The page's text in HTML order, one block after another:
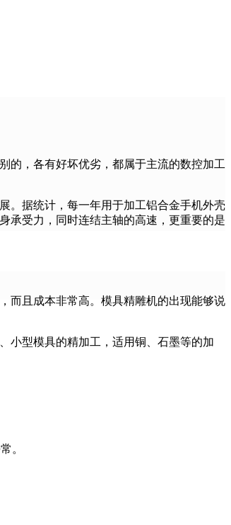
，各有好坏优劣，都属于主流的数控加工
。据统计，每一年用于加工铝合金手机外壳
承受力，同时连结主轴的高速，更重要的是
而且成本非常高。模具精雕机的出现能够说
小型模具的精加工，适用铜、石墨等的加
。